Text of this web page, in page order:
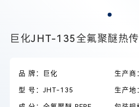
巨化JHT-135全氟聚醚热
品 牌：巨化 生产商
型 号：JHT-135 生产地